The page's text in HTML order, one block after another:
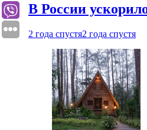
В России
2 года спустя2 года спустя